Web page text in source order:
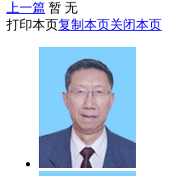
上一篇 暂 无
打印本页复制本页 关闭本页